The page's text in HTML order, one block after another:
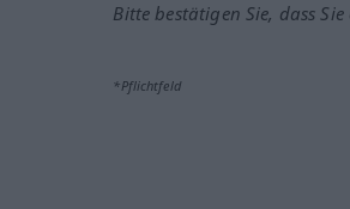
Bitte bestätigen Sie, dass
*Pflichtfeld